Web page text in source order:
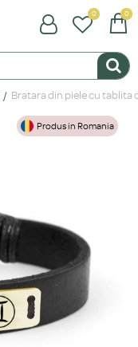
0 0
Bratara din piele cu tablita
Produs in Romania